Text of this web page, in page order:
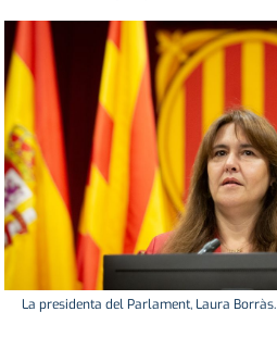
La presidenta del Parlament, Laura Borràs.